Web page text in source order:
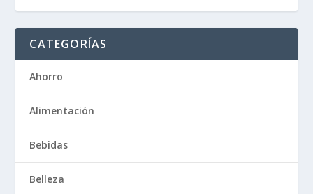
CATEGORÍAS
Ahorro
Alimentación
Bebidas
Belleza